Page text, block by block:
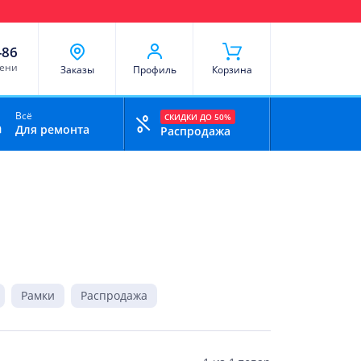
Заказы Профиль Корзина
Всё
Для ремонта
СКИДКИ ДО 50%
Распродажа
Рамки Распродажа